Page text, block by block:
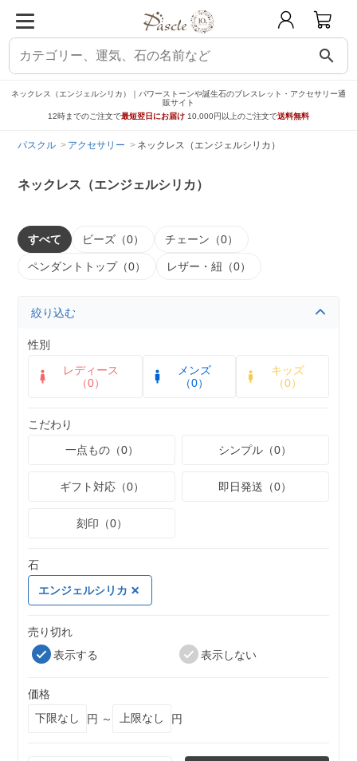
search
ネックレス（エンジェルシリカ）｜パワーストーンや誕生石のブレスレット・アクセサリー通
販サイト
12時までのご注文で最短翌日にお届け 10,000円以上のご注文で送料無料
パスクル アクセサリー ネックレス（エンジェルシリカ）
ネックレス（エンジェルシリカ）
すべて ビーズ（0） チェーン（0）
ペンダントトップ（0） レザー・紐（0）
絞り込む
性別
レディース
（0）
メンズ
（0）
キッズ
（0）
こだわり
一点もの（0）
シンプル（0）
ギフト対応（0） 即日発送（0）
刻印（0）
石
エンジェルシリカ
売り切れ
表示する
表示しない
価格
円 ～
円